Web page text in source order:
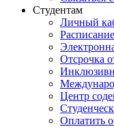
Студентам
Личный
Расписание
Отсрочка
Центр
Оплатить